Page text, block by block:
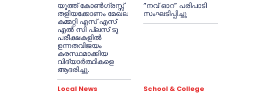
യൂത്ത് കോൺഗ്രസ്സ്
തളിയക്കോണം മേഖല
കമ്മറ്റി എസ് എസ്
എൽ സി പ്ലസ് ടു
പരീക്ഷകളിൽ
ഉന്നതവിജയം
കരസ്ഥമാക്കിയ
വിദ്യാർത്ഥികളെ
ആദരിച്ചു.
“നവ് ഓറ” പരിപാടി
സംഘടിപ്പിച്ചു
Local News School & College